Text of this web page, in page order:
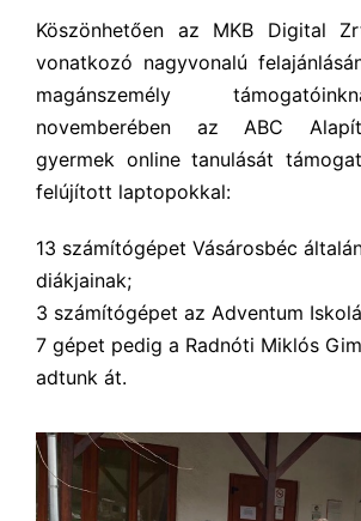
Köszönhetően az MKB Digital
vonatkozó nagyvonalú
magánszemély
novemberében az ABC
gyermek online tanulását
felújított laptopokkal:
13 számítógépet Vásárosbéc
diákjainak;
3 számítógépet az Adventum
7 gépet pedig a Radnóti Miklós
adtunk át.